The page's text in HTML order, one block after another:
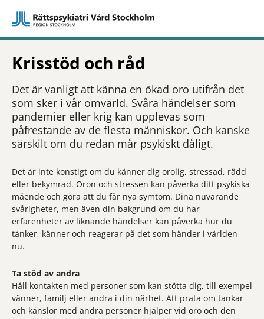
Krisstöd och råd
Det är vanligt att känna en ökad oro utifrån det
som sker i vår omvärld. Svåra händelser som
pandemier eller krig kan upplevas som
påfrestande av de flesta människor. Och kanske
särskilt om du redan mår psykiskt dåligt.
Det är inte konstigt om du känner dig orolig, stressad, rädd
eller bekymrad. Oron och stressen kan påverka ditt psykiska
mående och göra att du får nya symtom. Dina nuvarande
svårigheter, men även din bakgrund om du har
erfarenheter av liknande händelser kan påverka hur du
tänker, känner och reagerar på det som händer i världen
nu.
Ta stöd av andra
Håll kontakten med personer som kan stötta dig, till exempel
vänner, familj eller andra i din närhet. Att prata om tankar
och känslor med andra personer hjälper vid oro och den